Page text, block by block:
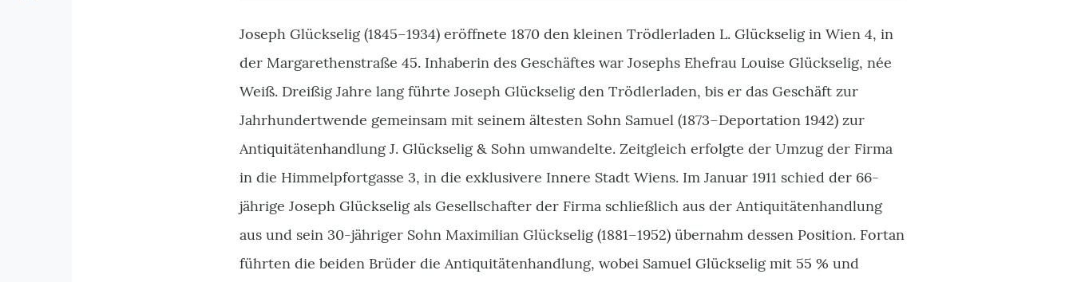
Joseph Glückselig (1845–1934) eröffnete 1870 den kleinen Trödlerladen L. Glückselig in Wien 4, in
der Margarethenstraße 45. Inhaberin des Geschäftes war Josephs Ehefrau Louise Glückselig, née
Weiß. Dreißig Jahre lang führte Joseph Glückselig den Trödlerladen, bis er das Geschäft zur
Jahrhundertwende gemeinsam mit seinem ältesten Sohn Samuel (1873–Deportation 1942) zur
Antiquitätenhandlung J. Glückselig & Sohn umwandelte. Zeitgleich erfolgte der Umzug der Firma
in die Himmelpfortgasse 3, in die exklusivere Innere Stadt Wiens. Im Januar 1911 schied der 66-
jährige Joseph Glückselig als Gesellschafter der Firma schließlich aus der Antiquitätenhandlung
aus und sein 30-jähriger Sohn Maximilian Glückselig (1881–1952) übernahm dessen Position. Fortan
führten die beiden Brüder die Antiquitätenhandlung, wobei Samuel Glückselig mit 55 % und